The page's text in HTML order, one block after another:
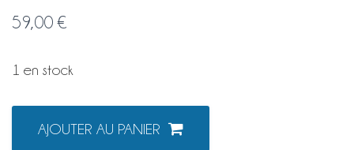
59,00€
1 en stock
AJOUTER AU PANIER